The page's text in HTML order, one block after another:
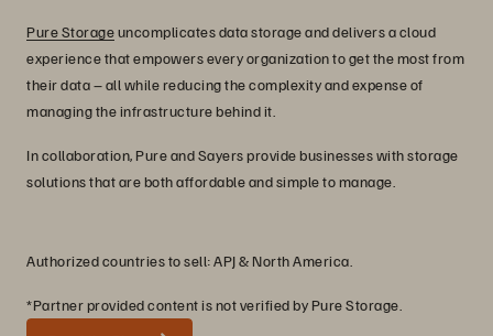
Pure Storageuncomplicates data storage and delivers a cloud
experience that empowers every organization to get the most from
their data – all while reducing the complexity and expense of
managing the infrastructure behind it.
In collaboration, Pure and Sayers provide businesses with storage
solutions that are both affordable and simple to manage.
Authorized countries to sell: APJ & North America.
*Partner provided content is not verified by Pure Storage.